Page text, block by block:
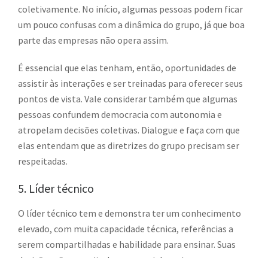
coletivamente. No início, algumas pessoas podem ficar
um pouco confusas com a dinâmica do grupo, já que boa
parte das empresas não opera assim.
É essencial que elas tenham, então, oportunidades de
assistir às interações e ser treinadas para oferecer seus
pontos de vista. Vale considerar também que algumas
pessoas confundem democracia com autonomia e
atropelam decisões coletivas. Dialogue e faça com que
elas entendam que as diretrizes do grupo precisam ser
respeitadas.
5. Líder técnico
O líder técnico tem e demonstra ter um conhecimento
elevado, com muita capacidade técnica, referências a
serem compartilhadas e habilidade para ensinar. Suas